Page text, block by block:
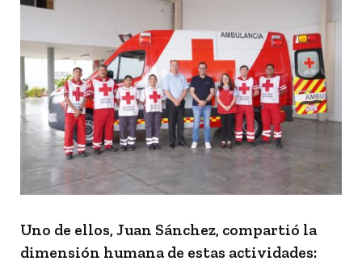
Uno de ellos, Juan Sánchez, compartió la
dimensión humana de estas actividades: